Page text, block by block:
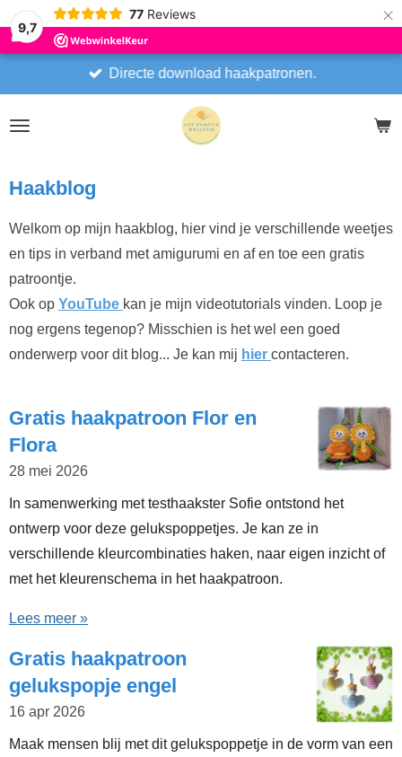
9,7
77 Reviews ×
Directe download haakpatronen.
Haakblog
Welkom op mijn haakblog, hier vind je verschillende weetjes
en tips in verband met amigurumi en af en toe een gratis
patroontje.
Ook op YouTube kan je mijn videotutorials vinden. Loop je
nog ergens tegenop? Misschien is het wel een goed
onderwerp voor dit blog... Je kan mij hier contacteren.
Gratis haakpatroon Flor en
Flora
28 mei 2026
In samenwerking met testhaakster Sofie ontstond het
ontwerp voor deze gelukspoppetjes. Je kan ze in
verschillende kleurcombinaties haken, naar eigen inzicht of
met het kleurenschema in het haakpatroon.
Lees meer »
Gratis haakpatroon
gelukspopje engel
16 apr 2026
Maak mensen blij met dit gelukspoppetje in de vorm van een